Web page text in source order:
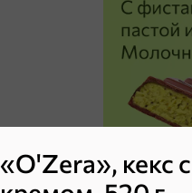
«O'Zera», кекс